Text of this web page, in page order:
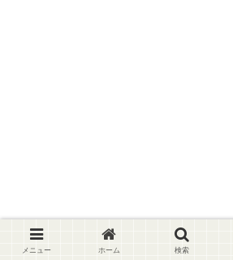
メニュー ホーム 検索